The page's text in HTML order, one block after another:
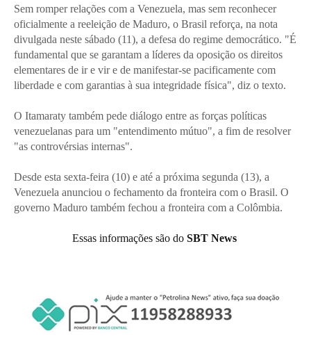
Sem romper relações com a Venezuela, mas sem reconhecer
oficialmente a reeleição de Maduro, o Brasil reforça, na nota
divulgada neste sábado (11), a defesa do regime democrático. "É
fundamental que se garantam a líderes da oposição os direitos
elementares de ir e vir e de manifestar-se pacificamente com
liberdade e com garantias à sua integridade física", diz o texto.
O Itamaraty também pede diálogo entre as forças políticas
venezuelanas para um "entendimento mútuo", a fim de resolver
"as controvérsias internas".
Desde esta sexta-feira (10) e até a próxima segunda (13), a
Venezuela anunciou o fechamento da fronteira com o Brasil. O
governo Maduro também fechou a fronteira com a Colômbia.
Essas informações são do SBT News